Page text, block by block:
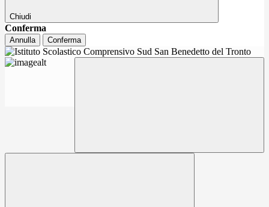
Chiudi
Conferma
Annulla Conferma